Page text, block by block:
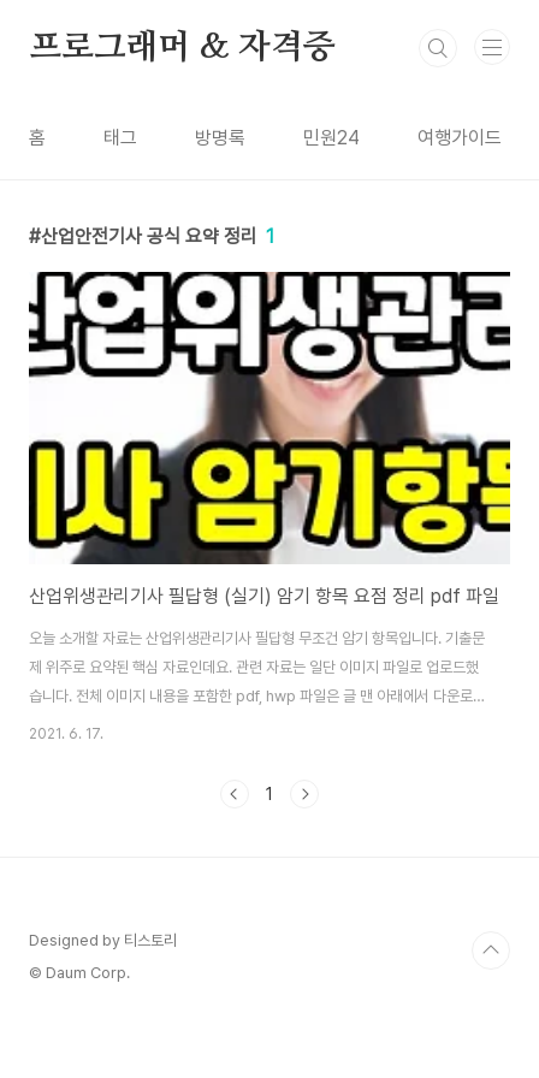
프로그래머 & 자격증
홈 태그 방명록 민원24 여행가이드
산업안전기사 공식 요약 정리 1
산업위생관리기사 필답형 (실기) 암기 항목 요점 정리 pdf 파일
오늘 소개할 자료는 산업위생관리기사 필답형 무조건 암기 항목입니다. 기출문
제 위주로 요약된 핵심 자료인데요. 관련 자료는 일단 이미지 파일로 업로드했
습니다. 전체 이미지 내용을 포함한 pdf, hwp 파일은 글 맨 아래에서 다운로드
할 수 있고요. 시험은 산업기사, 기사 같이 공부하여 준비하는 게 좋습니다. 그
니다. 기사 시험에선 계산 문제들이 더 많이 나오는데 어쨌든 공통 암기 항목을
2021. 6. 17.
1
Designed by 티스토리
© Daum Corp.